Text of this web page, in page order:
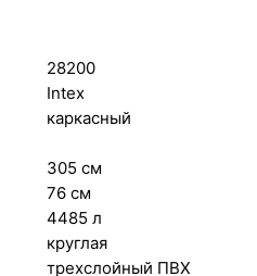
28200
Intex
каркасный
305 см
76 см
4485 л
круглая
трехслойный ПВХ